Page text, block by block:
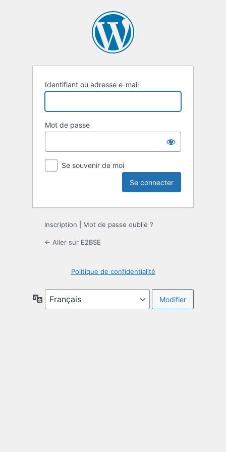
Identifiant ou adresse e-mail
Mot de passe
Se souvenir de moi
Inscription Mot de passe oublié ?
← Aller sur E2BSE
Politique de confidentialité
Langue